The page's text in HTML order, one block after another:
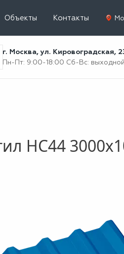
Объекты Контакты
г. Москва, ул. Кировоградская,
Пн-Пт: 9:00-18:00 Сб-Вс: выходной
НС44